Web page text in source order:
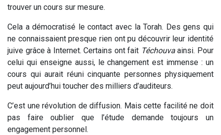
trouver un cours sur mesure.
Cela a démocratisé le contact avec la Torah. Des gens qui
ne connaissaient presque rien ont pu découvrir leur identité
juive grâce à Internet. Certains ont fait Téchouvaainsi. Pour
celui qui enseigne aussi, le changement est immense : un
cours qui aurait réuni cinquante personnes physiquement
peut aujourd’hui toucher des milliers d’auditeurs.
C’est une révolution de diffusion. Mais cette facilité ne doit
pas faire oublier que l’étude demande toujours un
engagement personnel.